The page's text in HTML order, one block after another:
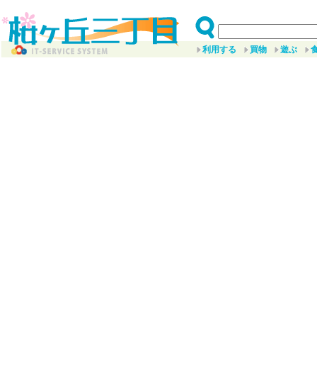
利用する 買物 遊ぶ